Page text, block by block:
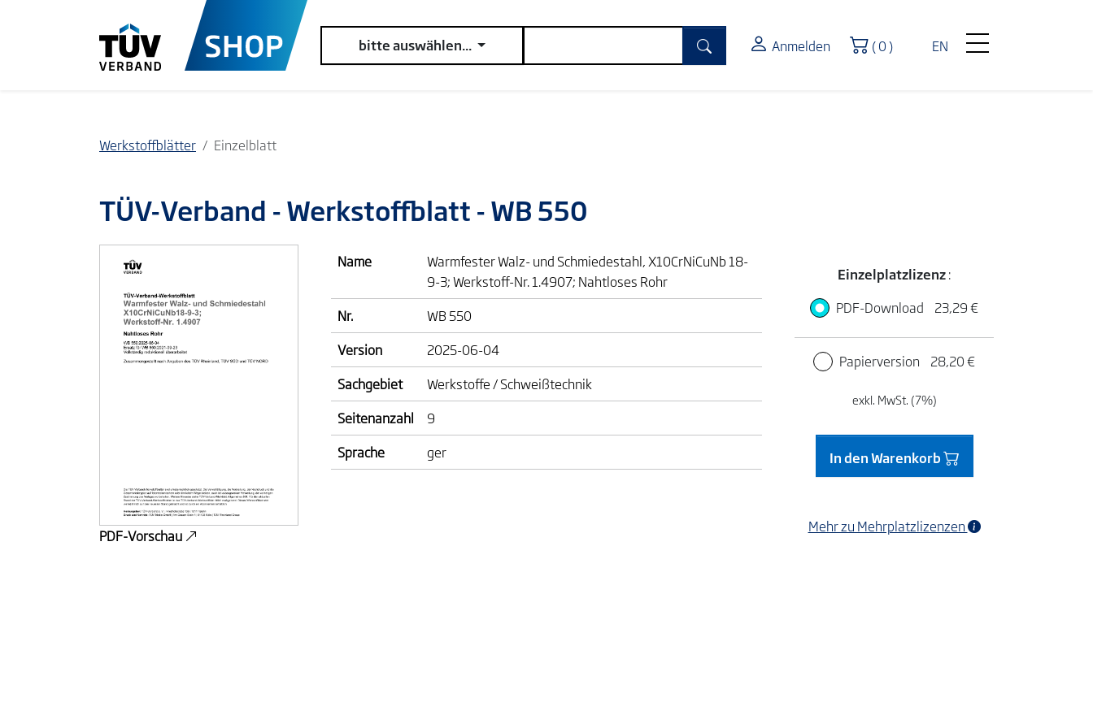
EN
bitte auswählen... Anmelden Warenkorb
( 0 )
Werkstoffblätter Einzelblatt
TÜV-Verband - Werkstoffblatt - WB 550
PDF-Vorschau
Name
Warmfester Walz- und Schmiedestahl, X10CrNiCuNb 18-
9-3; Werkstoff-Nr. 1.4907; Nahtloses Rohr
Nr.
WB 550
Version
2025-06-04
Sachgebiet
Werkstoffe / Schweißtechnik
Seitenanzahl
9
Sprache
ger
Einzelplatzlizenz:
PDF-Download
23,29 €
Papierversion 28,20 €
exkl. MwSt. (7%)
In den Warenkorb
Mehr zu Mehrplatzlizenzen